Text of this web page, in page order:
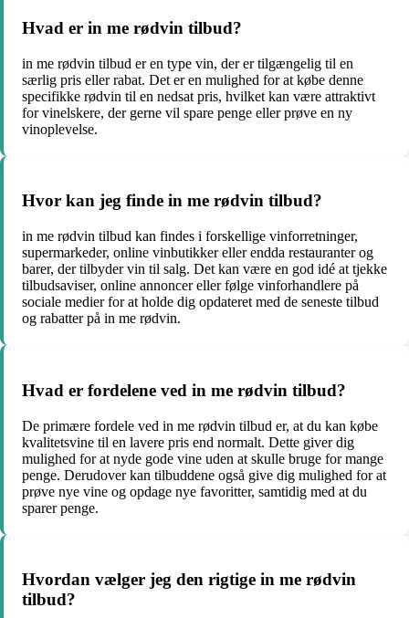
Hvad er in me rødvin tilbud?
in me rødvin tilbud er en type vin, der er tilgængelig til en
særlig pris eller rabat. Det er en mulighed for at købe denne
specifikke rødvin til en nedsat pris, hvilket kan være attraktivt
for vinelskere, der gerne vil spare penge eller prøve en ny
vinoplevelse.
Hvor kan jeg finde in me rødvin tilbud?
in me rødvin tilbud kan findes i forskellige vinforretninger,
supermarkeder, online vinbutikker eller endda restauranter og
barer, der tilbyder vin til salg. Det kan være en god idé at tjekke
tilbudsaviser, online annoncer eller følge vinforhandlere på
sociale medier for at holde dig opdateret med de seneste tilbud
og rabatter på in me rødvin.
Hvad er fordelene ved in me rødvin tilbud?
De primære fordele ved in me rødvin tilbud er, at du kan købe
kvalitetsvine til en lavere pris end normalt. Dette giver dig
mulighed for at nyde gode vine uden at skulle bruge for mange
penge. Derudover kan tilbuddene også give dig mulighed for at
prøve nye vine og opdage nye favoritter, samtidig med at du
sparer penge.
Hvordan vælger jeg den rigtige in me rødvin
tilbud?